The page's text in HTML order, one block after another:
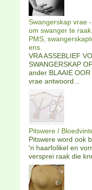
Swangerskap vrae
om swanger te
PMS,
ens.
VRA ASSEBLIEF
SWANGERSKAP
ander BLAAIE
vrae antwoord...
Pitswere /
Pitswere word ook
'n haarfolikel en
versprei raak die